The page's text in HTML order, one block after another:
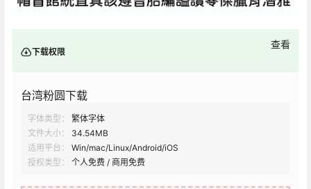
下载权限
查看
台湾粉圆下载
字体类型：
繁体字体
文件大小：
34.54MB
适用平台：
Win/mac/Linux/Android/iOS
授权类型：
个人免费 / 商用免费